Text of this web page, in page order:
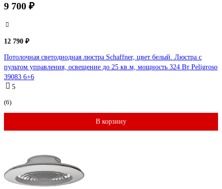
9 700 ₽
12 790 ₽
Потолочная светодиодная люстра Schaffner, цвет белый. Люстра с
пультом управления, освещение до 25 кв.м, мощность 324 Вт Peligroso
39083 6+6
5
(6)
В корзину